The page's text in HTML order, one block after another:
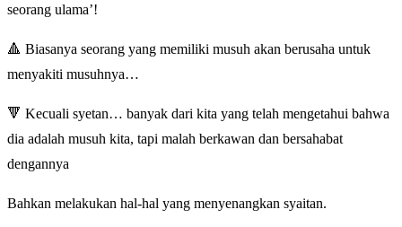
seorang ulama’!
🔺 Biasanya seorang yang memiliki musuh akan berusaha untuk
menyakiti musuhnya…
🔻 Kecuali syetan… banyak dari kita yang telah mengetahui bahwa
dia adalah musuh kita, tapi malah berkawan dan bersahabat
dengannya
Bahkan melakukan hal-hal yang menyenangkan syaitan.